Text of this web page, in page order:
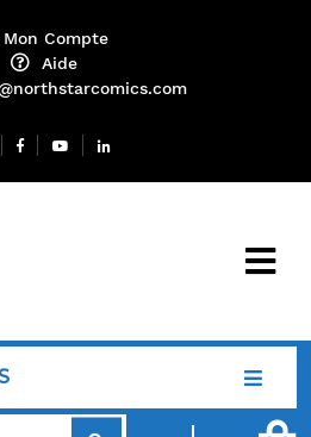
Mon Compte
Aide